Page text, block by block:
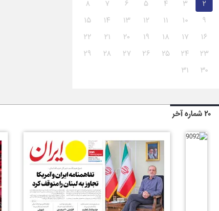
۲
۳ ۴ ۵ ۶ ۷
۸
۹
۱۰ ۱۱ ۱۲ ۱۳ ۱۴
۱۵
۱۶
۱۷ ۱۸ ۱۹ ۲۰ ۲۱
۲۲
۲۳
۲۴ ۲۵ ۲۶ ۲۷ ۲۸
۲۹
۳۰
۳۱
۲۰ شماره آخر